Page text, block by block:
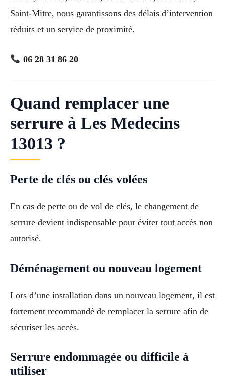
Saint-Mitre, nous garantissons des délais d’intervention
réduits et un service de proximité.
06 28 31 86 20
Quand remplacer une
serrure à Les Medecins
13013 ?
Perte de clés ou clés volées
En cas de perte ou de vol de clés, le changement de
serrure devient indispensable pour éviter tout accès non
autorisé.
Déménagement ou nouveau logement
Lors d’une installation dans un nouveau logement, il est
fortement recommandé de remplacer la serrure afin de
sécuriser les accès.
Serrure endommagée ou difficile à
utiliser